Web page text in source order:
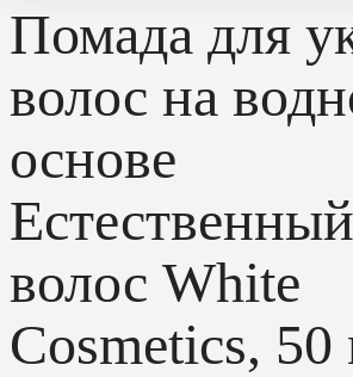
Помада для
волос на
основе
волос White
Cosmetics, 50